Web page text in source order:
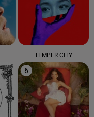
TEMPER CITY
6